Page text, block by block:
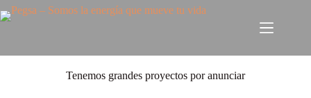
Tenemos grandes proyectos por anunciar